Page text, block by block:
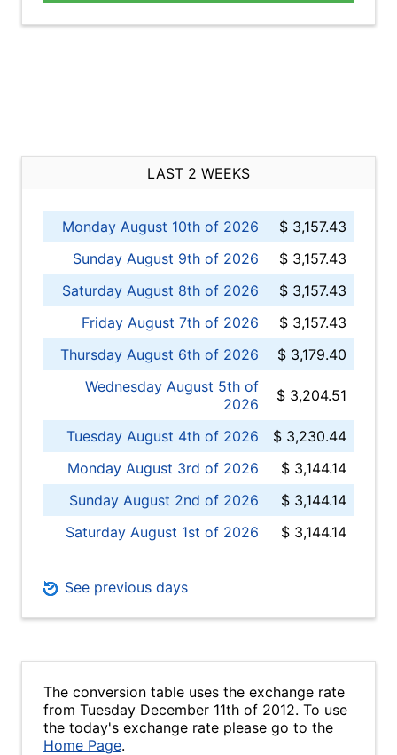
LAST 2 WEEKS
Monday August 10th of 2026
$ 3,157.43
Sunday August 9th of 2026
$ 3,157.43
Saturday August 8th of 2026
$ 3,157.43
Friday August 7th of 2026
$ 3,157.43
Thursday August 6th of 2026
$ 3,179.40
Wednesday August 5th of
2026
$ 3,204.51
Tuesday August 4th of 2026
$ 3,230.44
Monday August 3rd of 2026
$ 3,144.14
Sunday August 2nd of 2026
$ 3,144.14
Saturday August 1st of 2026
$ 3,144.14
See previous days
The conversion table uses the exchange rate
from Tuesday December 11th of 2012. To use
the today's exchange rate please go to the
Home Page.